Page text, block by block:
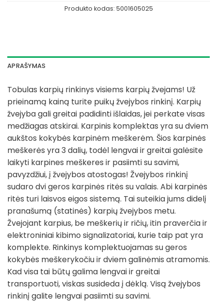
Produkto kodas: 5001605025
APRAŠYMAS
Tobulas karpių rinkinys visiems karpių žvejams! Už
prieinamą kainą turite puikų žvejybos rinkinį. Karpių
žvejyba gali greitai padidinti išlaidas, jei perkate visas
medžiagas atskirai. Karpinis komplektas yra su dviem
aukštos kokybės karpinėm meškerėm. Šios karpinės
meškerės yra 3 dalių, todėl lengvai ir greitai galėsite
laikyti karpines meškeres ir pasiimti su savimi,
pavyzdžiui, į žvejybos atostogas! Žvejybos rinkinį
sudaro dvi geros karpinės ritės su valais. Abi karpinės
ritės turi laisvos eigos sistemą. Tai suteikia jums didelį
pranašumą (statinės) karpių žvejybos metu.
Žvejojant karpius, be meškerių ir ričių, itin praverčia ir
elektroniniai kibimo signalizatoriai, kurie taip pat yra
komplekte. Rinkinys komplektuojamas su geros
kokybės meškerykočiu ir dviem galinėmis atramomis.
Kad visa tai būtų galima lengvai ir greitai
transportuoti, viskas susideda į dėklą. Visą žvejybos
rinkinį galite lengvai pasiimti su savimi.